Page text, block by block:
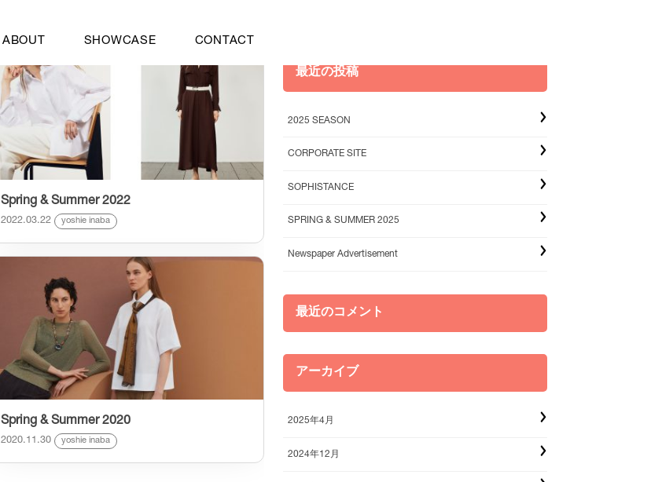
ABOUT SHOWCASE CONTACT
Spring & Summer 2022
2022.03.22 yoshie inaba
Spring & Summer 2020
2020.11.30 yoshie inaba
最近の投稿
2025 SEASON
CORPORATE SITE
SOPHISTANCE
SPRING & SUMMER 2025
Newspaper Advertisement
最近のコメント
アーカイブ
2025年4月
2024年12月